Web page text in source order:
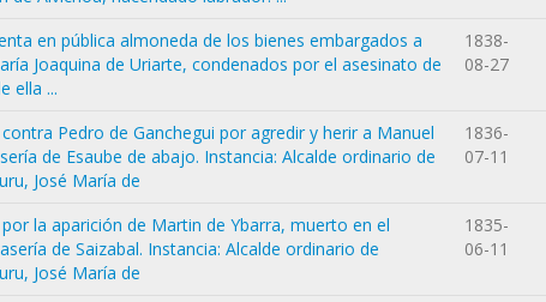
en pública almoneda de los bienes embargados a
Joaquina de Uriarte, condenados por el asesinato de
ella ...
1838-
08-27
Pedro de Ganchegui por agredir y herir a Manuel
de Esaube de abajo. Instancia: Alcalde ordinario de
José María de
1836-
07-11
la aparición de Martin de Ybarra, muerto en el
de Saizabal. Instancia: Alcalde ordinario de
José María de
1835-
06-11